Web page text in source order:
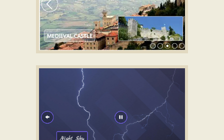
with Domino Effect
html5 slideshow